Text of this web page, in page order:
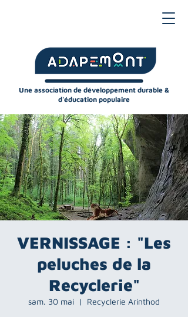
Une association de développement durable &
d'éducation populaire
VERNISSAGE : "Les
peluches de la
Recyclerie"
sam. 30 mai
  |
Recyclerie Arinthod